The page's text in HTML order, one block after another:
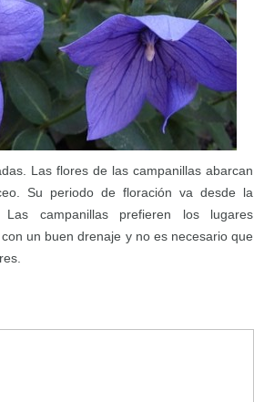
Las flores de las campanillas abarcan
Su periodo de floración va desde la
campanillas prefieren los lugares
un buen drenaje y no es necesario que